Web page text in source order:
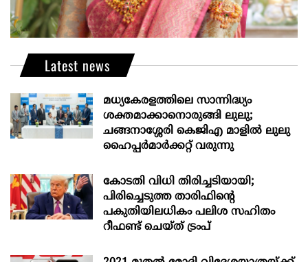
Latest news
മധ്യകേരളത്തിലെ സാന്നിദ്ധ്യം
ശക്തമാക്കാനൊരുങ്ങി ലുലു;
ചങ്ങനാശ്ശേരി കെജിഎ മാളിൽ ലുലു
ഹൈപ്പർമാർക്കറ്റ് വരുന്നു
കോടതി വിധി തിരിച്ചടിയായി;
പിരിച്ചെടുത്ത താരിഫിന്‍റെ
പകുതിയിലധികം പലിശ സഹിതം
റീഫണ്ട് ചെയ്ത് ട്രംപ്